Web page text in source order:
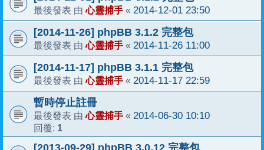
最後發表 由心靈捕手 « 2014-12-01 23:50
[2014-11-26] phpBB 3.1.2 完整包
最後發表 由心靈捕手 « 2014-11-26 11:00
[2014-11-17] phpBB 3.1.1 完整包
最後發表 由心靈捕手 « 2014-11-17 22:59
暫時停止註冊
最後發表 由心靈捕手 « 2014-06-30 10:10
回覆: 1
[2013-09-29] phpBB 3.0.12 完整包